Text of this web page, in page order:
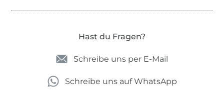
Hast du Fragen?
Schreibe uns per E-Mail
Schreibe uns auf WhatsApp